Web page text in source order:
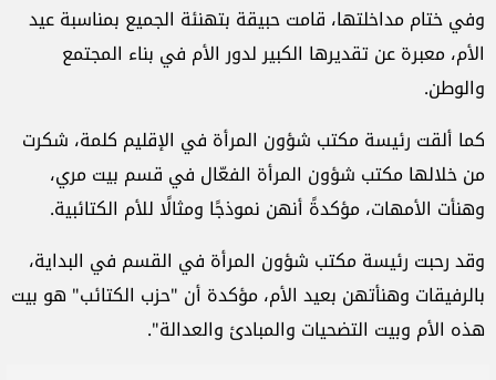
وفي ختام مداخلتها، قامت حبيقة بتهنئة الجميع بمناسبة عيد
الأم، معبرة عن تقديرها الكبير لدور الأم في بناء المجتمع
والوطن.
كما ألقت رئيسة مكتب شؤون المرأة في الإقليم كلمة، شكرت
من خلالها مكتب شؤون المرأة الفعّال في قسم بيت مري،
وهنأت الأمهات، مؤكدةً أنهن نموذجًا ومثالًا للأم الكتائبية.
وقد رحبت رئيسة مكتب شؤون المرأة في القسم في البداية،
بالرفيقات وهنأتهن بعيد الأم، مؤكدة أن "حزب الكتائب" هو بيت
هذه الأم وبيت التضحيات والمبادئ والعدالة".